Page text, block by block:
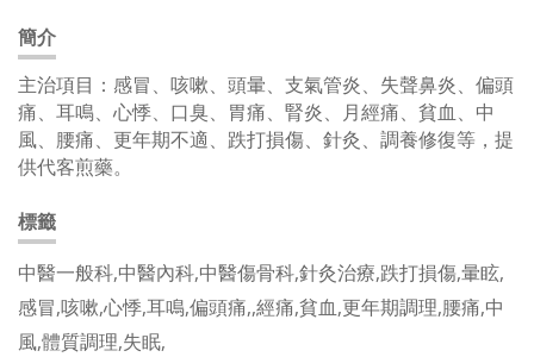
簡介
主治項目：感冒、咳嗽、頭暈、支氣管炎、失聲鼻炎、偏頭
痛、耳鳴、心悸、口臭、胃痛、腎炎、月經痛、貧血、中
風、腰痛、更年期不適、跌打損傷、針灸、調養修復等，提
供代客煎藥。
標籤
中醫一般科,中醫內科,中醫傷骨科,針灸治療,跌打損傷,暈眩,
感冒,咳嗽,心悸,耳鳴,偏頭痛,,經痛,貧血,更年期調理,腰痛,中
風,體質調理,失眠,